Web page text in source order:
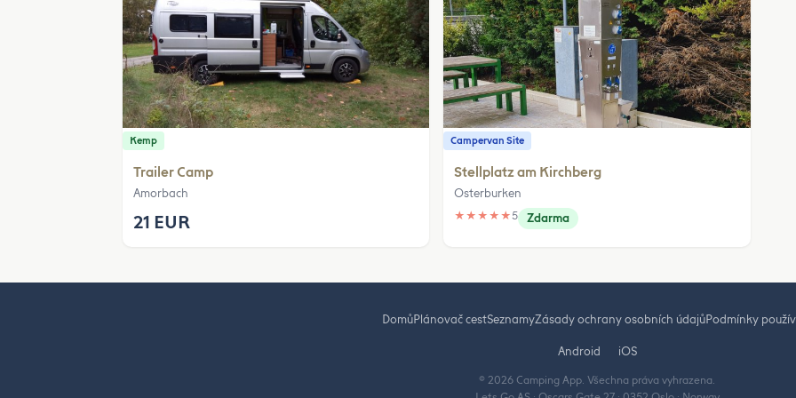
Kemp
Trailer Camp
Amorbach
21 EUR
Campervan Site
Stellplatz am Kirchberg
Osterburken
★ ★ ★ ★ ★5 Zdarma
DomůPlánovač cestSeznamyZásady ochrany osobních údajůPodmínky
Android iOS
© 2026 Camping App. Všechna práva vyhrazena.